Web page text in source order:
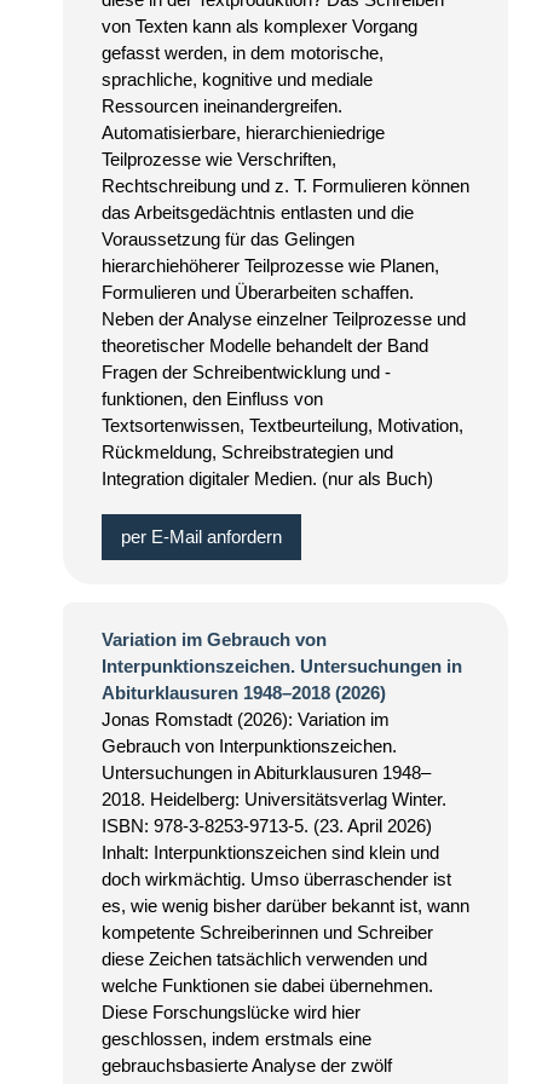
von Texten kann als komplexer Vorgang
gefasst werden, in dem motorische,
sprachliche, kognitive und mediale
Ressourcen ineinandergreifen.
Automatisierbare, hierarchieniedrige
Teilprozesse wie Verschriften,
Rechtschreibung und z. T. Formulieren können
das Arbeitsgedächtnis entlasten und die
Voraussetzung für das Gelingen
hierarchiehöherer Teilprozesse wie Planen,
Formulieren und Überarbeiten schaffen.
Neben der Analyse einzelner Teilprozesse und
theoretischer Modelle behandelt der Band
Fragen der Schreibentwicklung und -
funktionen, den Einfluss von
Textsortenwissen, Textbeurteilung, Motivation,
Rückmeldung, Schreibstrategien und
Integration digitaler Medien. (nur als Buch)
per E-Mail anfordern
Variation im Gebrauch von
Interpunktionszeichen. Untersuchungen in
Abiturklausuren 1948–2018 (2026)
Jonas Romstadt (2026): Variation im
Gebrauch von Interpunktionszeichen.
Untersuchungen in Abiturklausuren 1948–
2018. Heidelberg: Universitätsverlag Winter.
ISBN: 978-3-8253-9713-5. (23. April 2026)
Inhalt: Interpunktionszeichen sind klein und
doch wirkmächtig. Umso überraschender ist
es, wie wenig bisher darüber bekannt ist, wann
kompetente Schreiberinnen und Schreiber
diese Zeichen tatsächlich verwenden und
welche Funktionen sie dabei übernehmen.
Diese Forschungslücke wird hier
geschlossen, indem erstmals eine
gebrauchsbasierte Analyse der zwölf